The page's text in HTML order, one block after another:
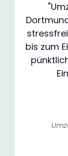
bis zum